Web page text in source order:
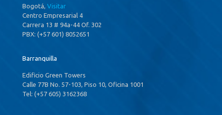
Bogotá, Visitar
Centro Empresarial 4
Carrera 13 # 94a-44 Of. 302
PBX: (+57 601) 8052651
Barranquilla
Edificio Green Towers
Calle 77B No. 57-103, Piso 10, Oficina 1001
Tel: (+57 605) 3162368